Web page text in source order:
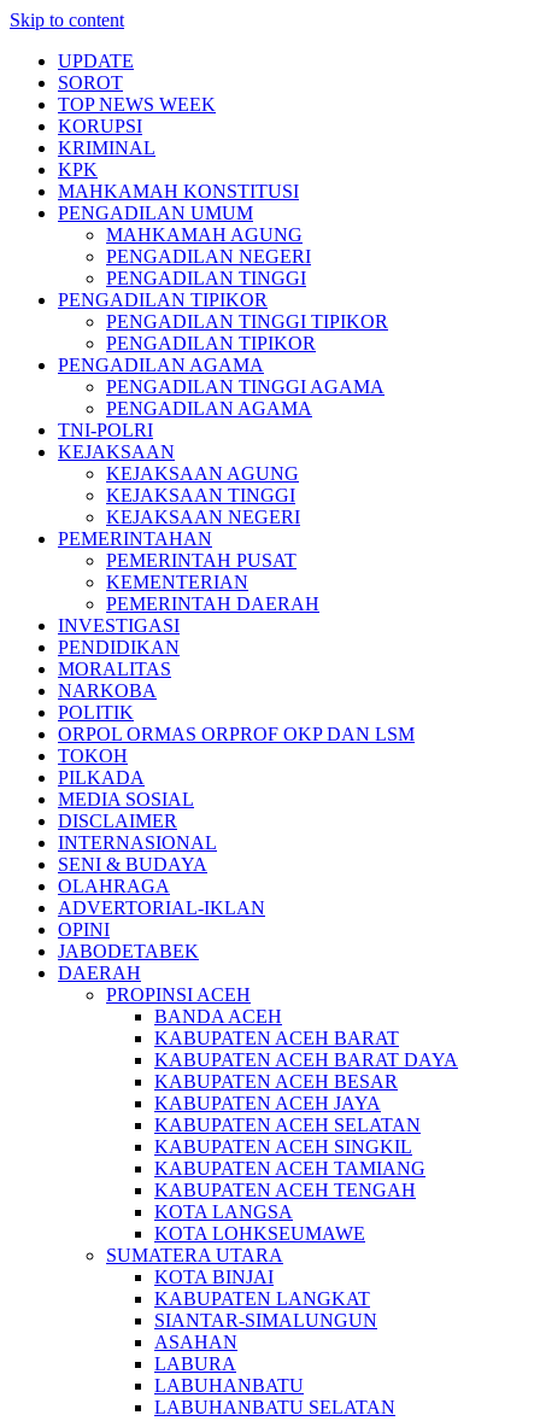
Skip to content
UPDATE
SOROT
TOP NEWS WEEK
KORUPSI
KRIMINAL
KPK
MAHKAMAH KONSTITUSI
PENGADILAN UMUM
MAHKAMAH AGUNG
PENGADILAN NEGERI
PENGADILAN TINGGI
PENGADILAN TIPIKOR
PENGADILAN TINGGI TIPIKOR
PENGADILAN TIPIKOR
PENGADILAN AGAMA
PENGADILAN TINGGI AGAMA
PENGADILAN AGAMA
TNI-POLRI
KEJAKSAAN
KEJAKSAAN AGUNG
KEJAKSAAN TINGGI
KEJAKSAAN NEGERI
PEMERINTAHAN
PEMERINTAH PUSAT
KEMENTERIAN
PEMERINTAH DAERAH
INVESTIGASI
PENDIDIKAN
MORALITAS
NARKOBA
POLITIK
ORPOL ORMAS ORPROF OKP DAN LSM
TOKOH
PILKADA
MEDIA SOSIAL
DISCLAIMER
INTERNASIONAL
SENI & BUDAYA
OLAHRAGA
ADVERTORIAL-IKLAN
OPINI
JABODETABEK
DAERAH
PROPINSI ACEH
BANDA ACEH
KABUPATEN ACEH BARAT
KABUPATEN ACEH BARAT DAYA
KABUPATEN ACEH BESAR
KABUPATEN ACEH JAYA
KABUPATEN ACEH SELATAN
KABUPATEN ACEH SINGKIL
KABUPATEN ACEH TAMIANG
KABUPATEN ACEH TENGAH
KOTA LANGSA
KOTA LOHKSEUMAWE
SUMATERA UTARA
KOTA BINJAI
KABUPATEN LANGKAT
SIANTAR-SIMALUNGUN
ASAHAN
LABURA
LABUHANBATU
LABUHANBATU SELATAN